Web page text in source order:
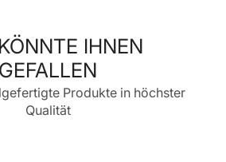
IHNEN
GEFALLEN
Produkte in höchster
Qualität